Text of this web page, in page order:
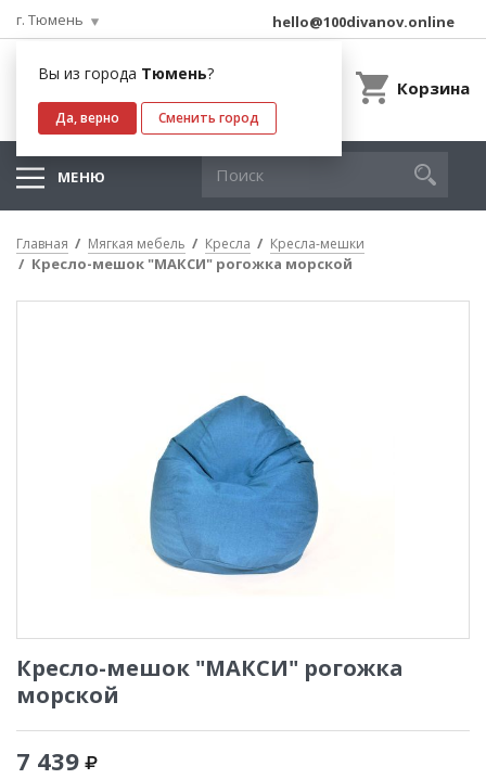
г. Тюмень
Вы из города Тюмень?
Да, верно Сменить город
hello@100divanov.online
Корзина
МЕНЮ
Главная Мягкая мебель Кресла Кресла-мешки
Кресло-мешок "МАКСИ" рогожка морской
Кресло-мешок "МАКСИ" рогожка
морской
7 439